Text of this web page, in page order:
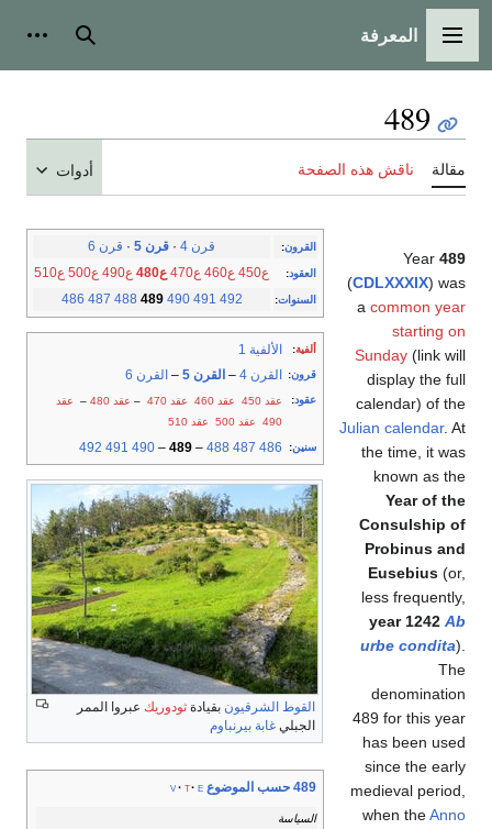
القائمة الرئيسية
المعرفة بحث
489
مقالة ناقش هذه الصفحة أدوات
القرون: قرن 4 · قرن 5 · قرن 6
العقود: ع450 ع460 ع470 ع480 ع490 ع500 ع510
السنوات:
486 487 488 489 490 491 492
ألفية: الألفية 1
قرون: القرن 4 – القرن 5 – القرن 6
عقود: عقد 450 عقد 460 عقد 470 – عقد 480 – عقد
490
عقد 500 عقد 510
سنين:
486
487
488
–
489
–
490
491
492
القوط الشرقيون بقيادة ثودوريك عبروا الممر
الجبلي غابة بيرنباوم
489 حسب الموضوع v t e
السياسة
Year 489
(CDLXXXIX) was
a common year
starting on
Sunday (link will
display the full
calendar) of the
Julian calendar. At
the time, it was
known as the
Year of the
Consulship of
Probinus and
Eusebius (or,
less frequently,
year 1242 Ab
urbe condita).
The
denomination
489 for this year
has been used
since the early
medieval period,
when theAnno